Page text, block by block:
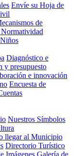
Envíe su Hoja de
de
Diagnóstico e
y presupuesto
e innovación
Encuesta de
Nuestros Símbolos
llegar al Municipio
Directorio Turístico
Imágenes Galería de